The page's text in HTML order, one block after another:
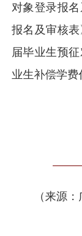
对象登录报
报名及审核
届毕业生预
业生补偿学费
（来源